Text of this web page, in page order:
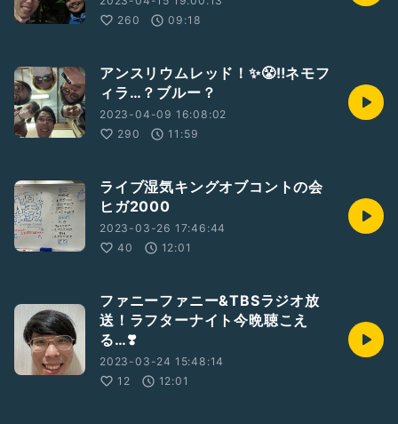
260
09:18
アンスリウムレッド！✨😤‼️ネモフ
ィラ…？ブルー？
2023-04-09 16:08:02
290
11:59
ライブ湿気キングオブコントの会
ヒガ2000
2023-03-26 17:46:44
40
12:01
ファニーファニー&TBSラジオ放
送！ラフターナイト今晩聴こえ
る…❣️
2023-03-24 15:48:14
12
12:01